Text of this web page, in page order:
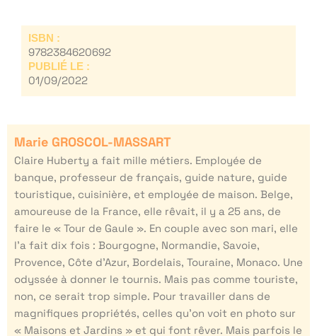
ISBN :
9782384620692
PUBLIÉ LE :
01/09/2022
Marie GROSCOL-MASSART
Claire Huberty a fait mille métiers. Employée de
banque, professeur de français, guide nature, guide
touristique, cuisinière, et employée de maison. Belge,
amoureuse de la France, elle rêvait, il y a 25 ans, de
faire le « Tour de Gaule ». En couple avec son mari, elle
l’a fait dix fois : Bourgogne, Normandie, Savoie,
Provence, Côte d’Azur, Bordelais, Touraine, Monaco. Une
odyssée à donner le tournis. Mais pas comme touriste,
non, ce serait trop simple. Pour travailler dans de
magnifiques propriétés, celles qu’on voit en photo sur
« Maisons et Jardins » et qui font rêver. Mais parfois le